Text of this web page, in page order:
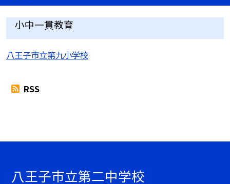
小中一貫教育
八王子市立第九小学校
RSS
八王子市立第二中学校